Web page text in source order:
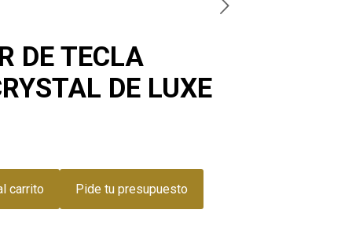
DE TECLA
DE LUXE
carrito Pide tu presupuesto